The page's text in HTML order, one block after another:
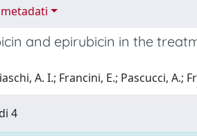
and epirubicin in the
A. I.; Francini, E.; Pascucci, A.;
4